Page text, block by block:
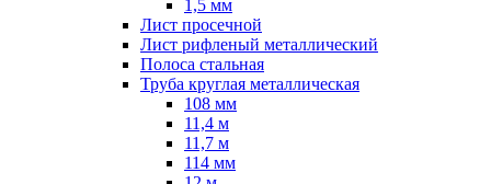
1,5 мм
Лист просечной
Лист рифленый металлический
Полоса стальная
Труба круглая металлическая
108 мм
11,4 м
11,7 м
114 мм